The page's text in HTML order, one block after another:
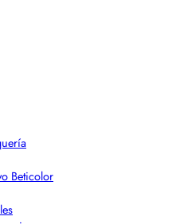
Beticolor